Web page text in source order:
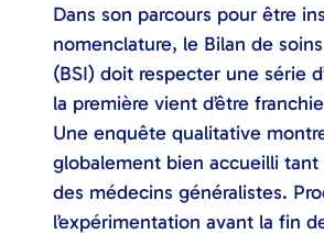
Dans son parcours pour être
nomenclature, le Bilan de
(BSI) doit respecter une série
la première vient d’être
Une enquête qualitative
globalement bien accueilli tant
des médecins généralistes.
l’expérimentation avant la fin